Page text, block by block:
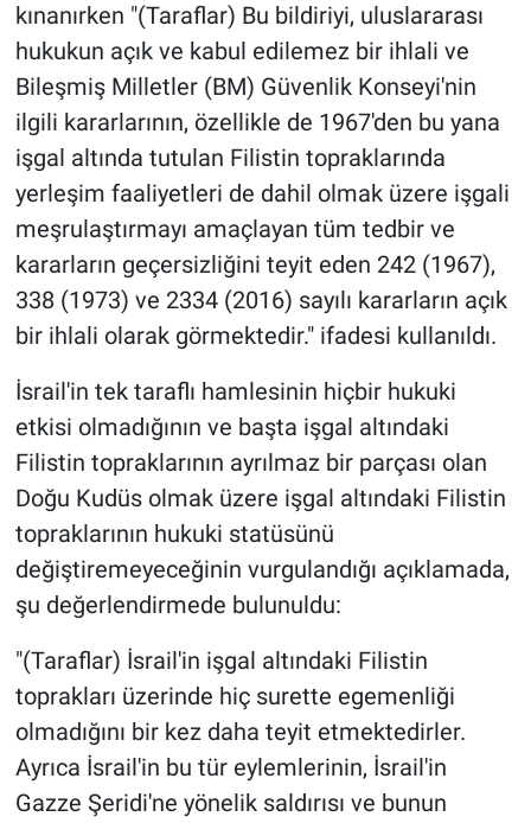
kınanırken "(Taraflar) Bu bildiriyi, uluslararası
hukukun açık ve kabul edilemez bir ihlali ve
Bileşmiş Milletler (BM) Güvenlik Konseyi'nin
ilgili kararlarının, özellikle de 1967'den bu yana
işgal altında tutulan Filistin topraklarında
yerleşim faaliyetleri de dahil olmak üzere işgali
meşrulaştırmayı amaçlayan tüm tedbir ve
kararların geçersizliğini teyit eden 242 (1967),
338 (1973) ve 2334 (2016) sayılı kararların açık
bir ihlali olarak görmektedir." ifadesi kullanıldı.
İsrail'in tek taraflı hamlesinin hiçbir hukuki
etkisi olmadığının ve başta işgal altındaki
Filistin topraklarının ayrılmaz bir parçası olan
Doğu Kudüs olmak üzere işgal altındaki Filistin
topraklarının hukuki statüsünü
değiştiremeyeceğinin vurgulandığı açıklamada,
şu değerlendirmede bulunuldu:
"(Taraflar) İsrail'in işgal altındaki Filistin
toprakları üzerinde hiç surette egemenliği
olmadığını bir kez daha teyit etmektedirler.
Ayrıca İsrail'in bu tür eylemlerinin, İsrail'in
Gazze Şeridi'ne yönelik saldırısı ve bunun